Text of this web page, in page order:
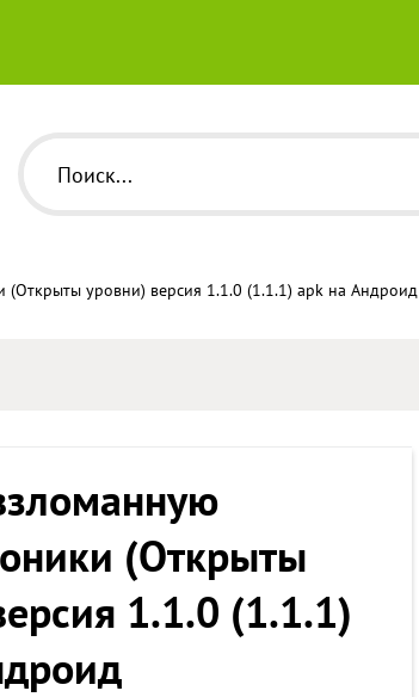
(Открыты уровни) версия 1.1.0 (1.1.1) apk на Андроид
(Открыты
1.1.0 (1.1.1)